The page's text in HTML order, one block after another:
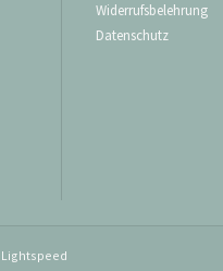
Widerrufsbelehrung
Datenschutz
Lightspeed